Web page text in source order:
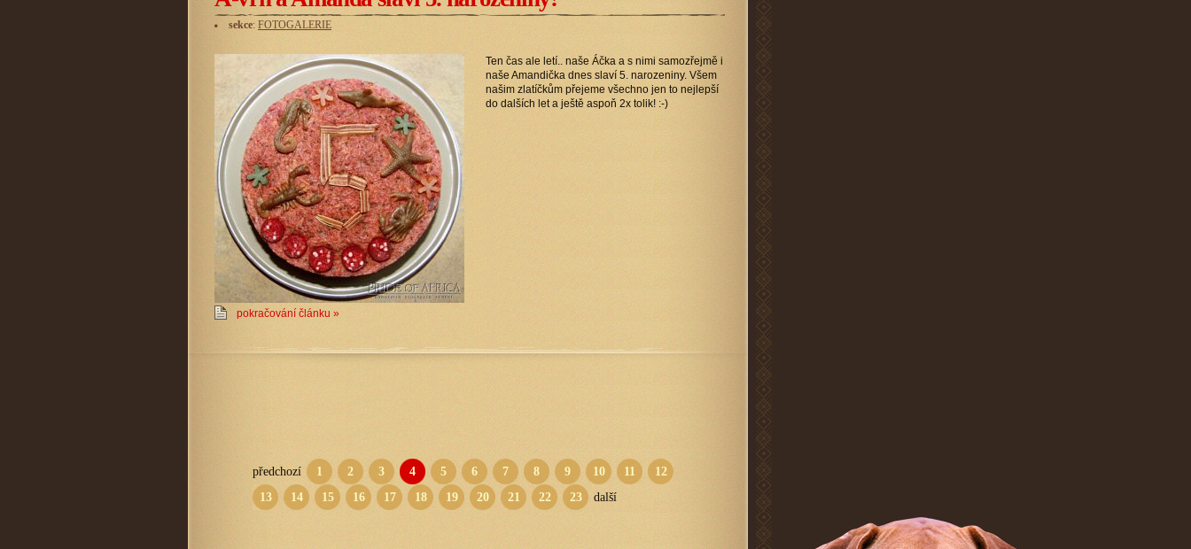
sekce: FOTOGALERIE
Ten čas ale letí.. naše Áčka a s nimi samozřejmě i
naše Amandička dnes slaví 5. narozeniny. Všem
našim zlatíčkům přejeme všechno jen to nejlepší
do dalších let a ještě aspoň 2x tolik! :-)
pokračování článku »
předchozí 1 2 3 4 5 6 7 8 9 10 11
12
13
14 15 16 17 18 19 20 21 22 23 další